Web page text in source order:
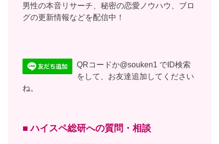
男性の本音リサーチ、秘密の恋愛ノウハウ、ブロ
グの更新情報などを配信中！
QRコードか@souken1 でID検索
をして、お友達追加してください
ね。
■ ハイスペ総研への質問・相談